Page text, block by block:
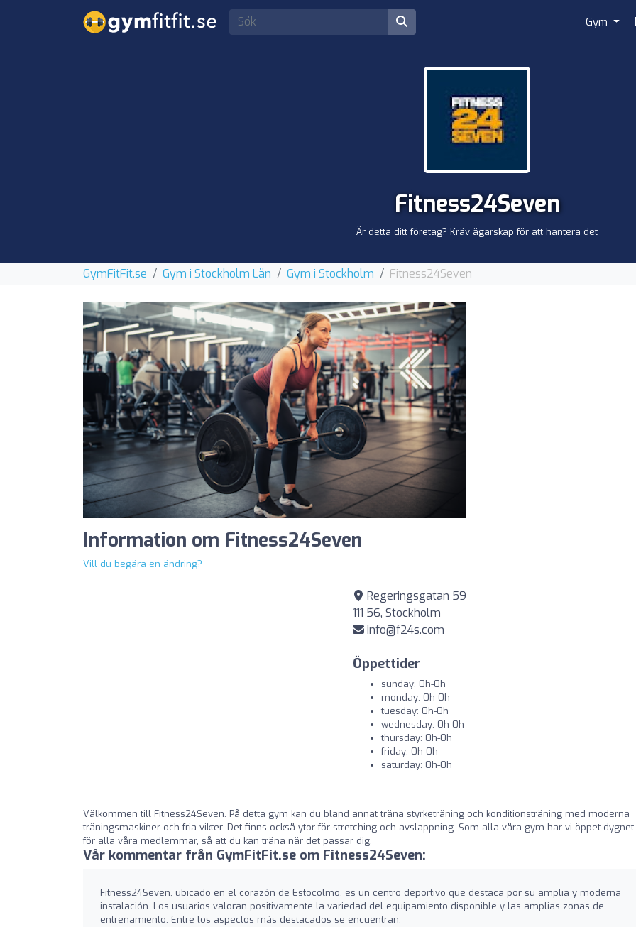
Gym
Fitness24Seven
Är detta ditt företag? Kräv ägarskap för att hantera det
GymFitFit.se Gym i Stockholm Län Gym i Stockholm Fitness24Seven
Information om Fitness24Seven
Vill du begära en ändring?
Regeringsgatan 59
111 56, Stockholm
info@f24s.com
Öppettider
sunday: 0h-0h
monday: 0h-0h
tuesday: 0h-0h
wednesday: 0h-0h
thursday: 0h-0h
friday: 0h-0h
saturday: 0h-0h
Välkommen till Fitness24Seven. På detta gym kan du bland annat träna styrketräning och konditionsträning med moderna
träningsmaskiner och fria vikter. Det finns också ytor för stretching och avslappning. Som alla våra gym har vi öppet
för alla våra medlemmar, så att du kan träna när det passar dig.
Vår kommentar från GymFitFit.se om Fitness24Seven:
Fitness24Seven, ubicado en el corazón de Estocolmo, es un centro deportivo que destaca por su amplia y moderna
instalación. Los usuarios valoran positivamente la variedad del equipamiento disponible y las amplias zonas de
entrenamiento. Entre los aspectos más destacados se encuentran: